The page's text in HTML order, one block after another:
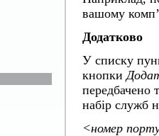
вашому
Додатково
У списку
кнопки
передбачено
набір служб
<номер